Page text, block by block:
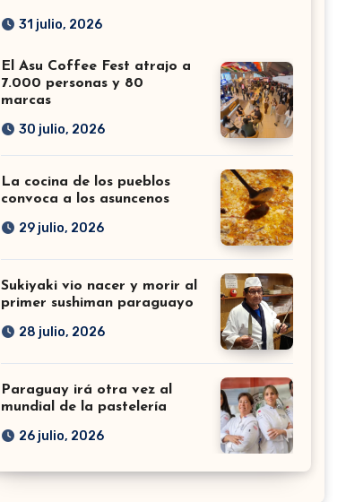
31 julio, 2026
El Asu Coffee Fest atrajo a
7.000 personas y 80
marcas
30 julio, 2026
La cocina de los pueblos
convoca a los asuncenos
29 julio, 2026
Sukiyaki vio nacer y morir al
primer sushiman paraguayo
28 julio, 2026
Paraguay irá otra vez al
mundial de la pastelería
26 julio, 2026